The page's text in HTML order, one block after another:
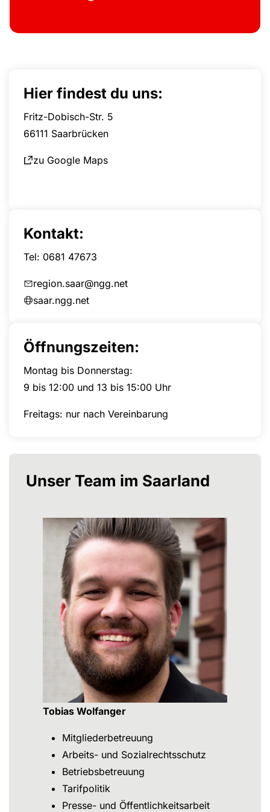
Hier findest du uns:
Fritz-Dobisch-Str. 5
66111 Saarbrücken
zu Google Maps
Kontakt:
Tel: 0681 47673
region.saar@ngg.net
saar.ngg.net
Öffnungszeiten:
Montag bis Donnerstag:
9 bis 12:00 und 13 bis 15:00 Uhr
Freitags: nur nach Vereinbarung
Unser Team im Saarland
Tobias Wolfanger
Mitgliederbetreuung
Arbeits- und Sozialrechtsschutz
Betriebsbetreuung
Tarifpolitik
Presse- und Öffentlichkeitsarbeit